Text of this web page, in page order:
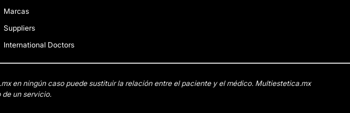
Marcas
Suppliers
International Doctors
en ningún caso puede sustituir la relación entre el paciente y el médico. Multiestetica.mx
de un servicio.